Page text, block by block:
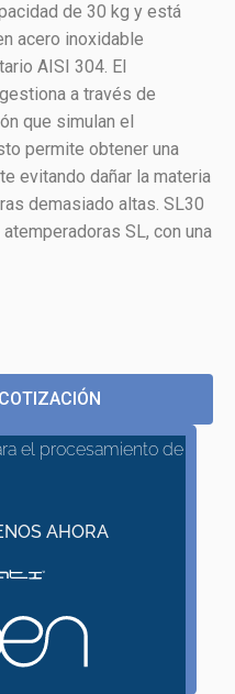
de 30 kg y está
acero inoxidable
AISI 304. El
a través de
que simulan el
permite obtener una
evitando dañar la materia
demasiado altas. SL30
SL, con una
el procesamiento de
AHORA